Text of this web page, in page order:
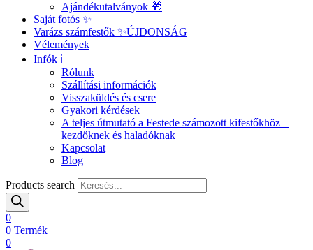
Ajándékutalványok 🎁
Saját fotós ✨
Varázs számfestők ✨ÚJDONSÁG
Vélemények
Infók ℹ️
Rólunk
Szállítási információk
Visszaküldés és csere
Gyakori kérdések
A teljes útmutató a Festede számozott kifestőkhöz –
kezdőknek és haladóknak
Kapcsolat
Blog
Products search
0
0 Termék
0